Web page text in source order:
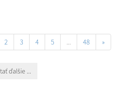
2 3 4 5 ... 48 »
ďalšie ...